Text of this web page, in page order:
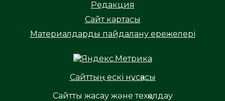
Редакция
Сайт картасы
Материалдарды пайдалану ережелері
Сайттың ескі нұсқасы
Сайтты жасау және техқолдау